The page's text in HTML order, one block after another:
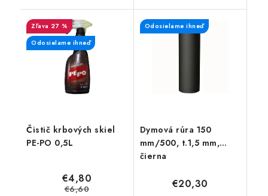
Čistič krbových skiel
PE-PO 0,5L
27 %
Odosielame ihneď
€4,80
€6,60
Dymová rúra 150
mm/500, t.1,5 mm,
čierna
Odosielame ihneď
€20,30